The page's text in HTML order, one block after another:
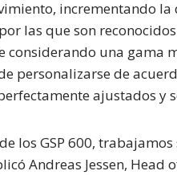
incrementando
las que son
considerando una gama
personalizarse de
ajustados y
los GSP 600,
Andreas Jessen,